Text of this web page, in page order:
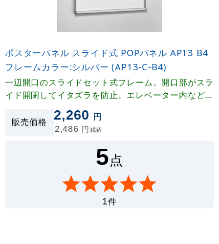
ポスターパネル スライド式 POPパネル AP13 B4
フレームカラー:シルバー (AP13-C-B4)
一辺開口のスライドセット式フレーム。開口部がスラ
イド開閉してイタズラを防止。エレベーター内などの
ブラインドスペース設置にオススメ!
販売価格
2,260 円
2,486 円 税込
5点
1件